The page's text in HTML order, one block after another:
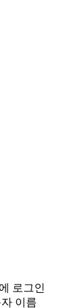
로그인
이름